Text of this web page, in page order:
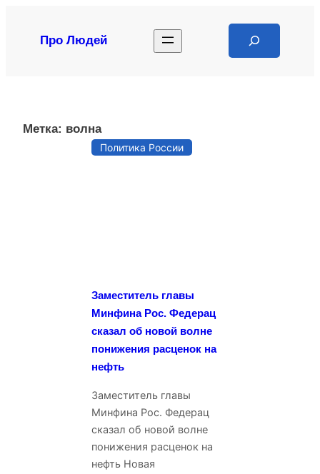
содержимому
Про Людей
Метка: волна
Политика России
Заместитель главы
Минфина Рос. Федерац
сказал об новой волне
понижения расценок на
нефть
Заместитель главы
Минфина Рос. Федерац
сказал об новой волне
понижения расценок на
нефть Новая